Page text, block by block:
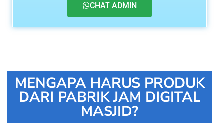
CHAT ADMIN
MENGAPA HARUS PRODUK
DARI PABRIK JAM DIGITAL
MASJID?